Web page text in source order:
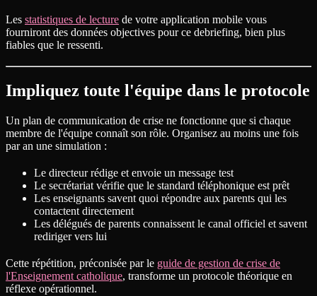
Les statistiques de lecture de votre application mobile vous
fourniront des données objectives pour ce debriefing, bien plus
fiables que le ressenti.
Impliquez toute l'équipe dans le protocole
Un plan de communication de crise ne fonctionne que si chaque
membre de l'équipe connaît son rôle. Organisez au moins une fois
par an une simulation :
Le directeur rédige et envoie un message test
Le secrétariat vérifie que le standard téléphonique est prêt
Les enseignants savent quoi répondre aux parents qui les
contactent directement
Les délégués de parents connaissent le canal officiel et savent
rediriger vers lui
Cette répétition, préconisée par le guide de gestion de crise de
l'Enseignement catholique, transforme un protocole théorique en
réflexe opérationnel.